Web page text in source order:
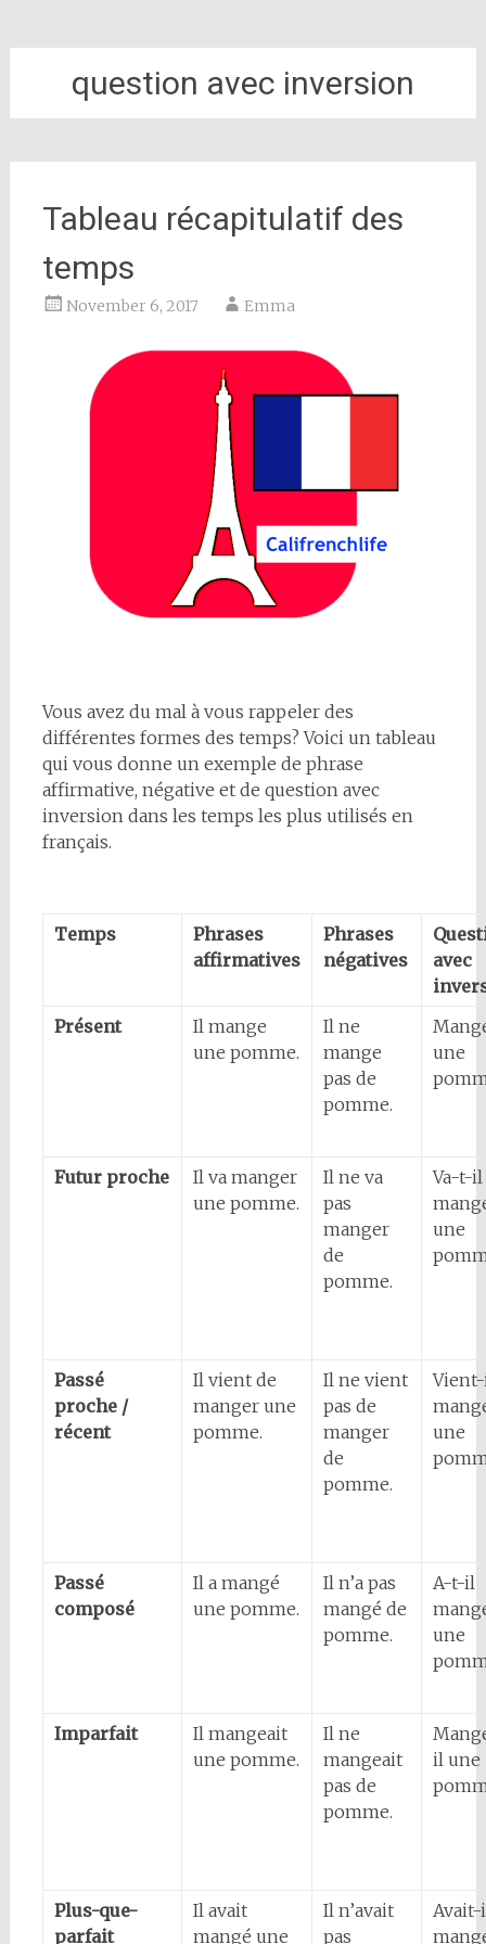
question avec inversion
Tableau récapitulatif des
temps
November 6, 2017 Emma
Vous avez du mal à vous rappeler des
différentes formes des temps? Voici un tableau
qui vous donne un exemple de phrase
affirmative, négative et de question avec
inversion dans les temps les plus utilisés en
français.
Temps
Phrases
affirmatives
Phrases
négatives
avec
Présent
Il mange
une pomme.
Il ne
mange
pas de
pomme.
une
Futur proche
Il va manger
une pomme.
Il ne va
pas
manger
de
pomme.
Va-t-il
une
Passé
proche /
récent
Il vient de
manger une
pomme.
Il ne vient
pas de
manger
de
pomme.
une
Passé
composé
Il a mangé
une pomme.
Il n’a pas
mangé de
pomme.
A-t-il
une
Imparfait
Il mangeait
une pomme.
Il ne
mangeait
pas de
pomme.
il une
Plus-que-
parfait
Il avait
mangé une
Il n’avait
pas